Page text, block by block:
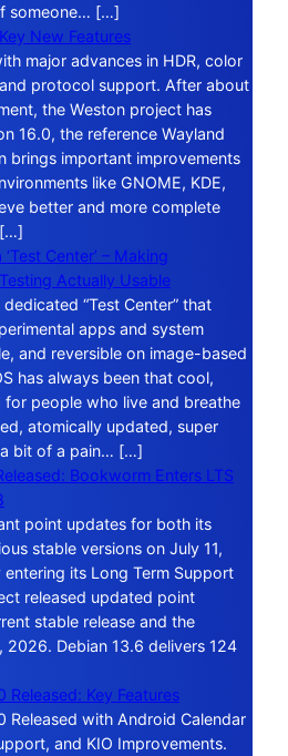
someone… […]
New Features
major advances in HDR, color
protocol support. After about
the Weston project has
16.0, the reference Wayland
brings important improvements
like GNOME, KDE,
better and more complete
[…]
Center’ – Making
Actually Usable
“Test Center” that
apps and system
and reversible on image-based
has always been that cool,
people who live and breathe
atomically updated, super
bit of a pain… […]
Bookworm Enters LTS
point updates for both its
stable versions on July 11,
its Long Term Support
released updated point
stable release and the
2026. Debian 13.6 delivers 124
Released: Key Features
Released with Android Calendar
and KIO Improvements.